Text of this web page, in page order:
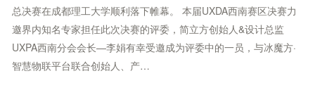
总决赛在成都理工大学顺利落下帷幕。 本届UXDA西南赛区决赛力
邀界内知名专家担任此次决赛的评委，简立方创始人&设计总监
UXPA西南分会会长—李娟有幸受邀成为评委中的一员，与冰魔方·
智慧物联平台联合创始人、产…